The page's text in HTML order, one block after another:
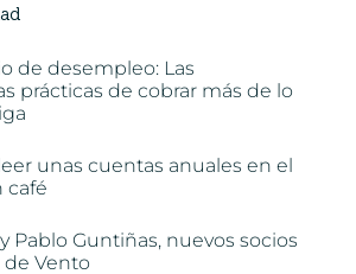
de desempleo: Las
prácticas de cobrar más de lo
unas cuentas anuales en el
café
Pablo Guntiñas, nuevos socios
Vento